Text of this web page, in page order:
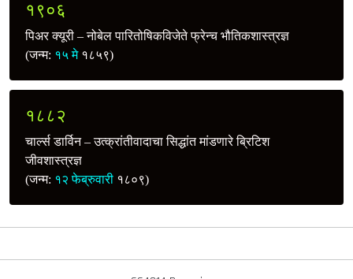
१९०६
पिअर क्यूरी – नोबेल पारितोषिकविजेते फ्रेन्च भौतिकशास्त्रज्ञ
(जन्म: १५ मे १८५९)
१८८२
चार्ल्स डार्विन – उत्क्रांतीवादाचा सिद्धांत मांडणारे ब्रिटिश
जीवशास्त्रज्ञ
(जन्म: १२ फेब्रुवारी १८०९)